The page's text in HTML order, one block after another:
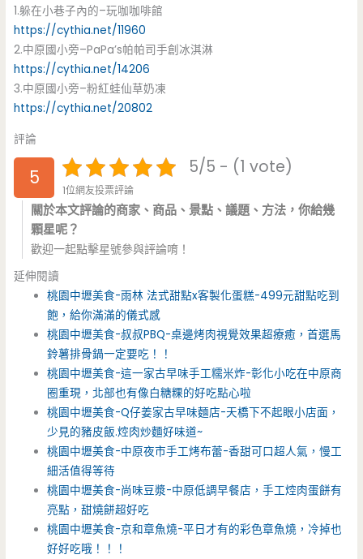
1.躲在小巷子內的–玩咖咖啡館
https://cythia.net/11960
2.中原國小旁–PaPa’s帕帕司手創冰淇淋
https://cythia.net/14206
3.中原國小旁–粉紅蛙仙草奶凍
https://cythia.net/20802
評論
5 5/5 - (1 vote)
1位網友投票評論
關於本文評論的商家、商品、景點、議題、方法，你給幾
顆星呢？
歡迎一起點擊星號參與評論唷！
延伸閱讀
桃園中壢美食-雨林 法式甜點x客製化蛋糕-499元甜點吃到
飽，給你滿滿的儀式感
桃園中壢美食-叔叔PBQ-桌邊烤肉視覺效果超療癒，首選馬
鈴薯排骨鍋一定要吃！！
桃園中壢美食-這一家古早味手工糯米炸-彰化小吃在中原商
圈重現，北部也有像白糖粿的好吃點心啦
桃園中壢美食-Q仔姜家古早味麵店-天橋下不起眼小店面，
少見的豬皮飯.焢肉炒麵好味道~
桃園中壢美食-中原夜市手工烤布蕾-香甜可口超人氣，慢工
細活值得等待
桃園中壢美食-尚味豆漿-中原低調早餐店，手工焢肉蛋餅有
亮點，甜燒餅超好吃
桃園中壢美食-京和章魚燒-平日才有的彩色章魚燒，冷掉也
好好吃哦！！！